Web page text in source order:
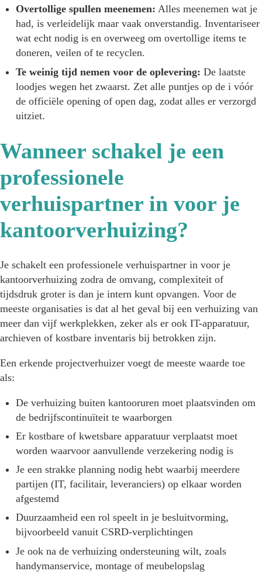
Overtollige spullen meenemen: Alles meenemen wat je
had, is verleidelijk maar vaak onverstandig. Inventariseer
wat echt nodig is en overweeg om overtollige items te
doneren, veilen of te recyclen.
Te weinig tijd nemen voor de oplevering: De laatste
loodjes wegen het zwaarst. Zet alle puntjes op de i vóór
de officiële opening of open dag, zodat alles er verzorgd
uitziet.
Wanneer schakel je een
professionele
verhuispartner in voor je
kantoorverhuizing?
Je schakelt een professionele verhuispartner in voor je
kantoorverhuizing zodra de omvang, complexiteit of
tijdsdruk groter is dan je intern kunt opvangen. Voor de
meeste organisaties is dat al het geval bij een verhuizing van
meer dan vijf werkplekken, zeker als er ook IT-apparatuur,
archieven of kostbare inventaris bij betrokken zijn.
Een erkende projectverhuizer voegt de meeste waarde toe
als:
De verhuizing buiten kantooruren moet plaatsvinden om
de bedrijfscontinuïteit te waarborgen
Er kostbare of kwetsbare apparatuur verplaatst moet
worden waarvoor aanvullende verzekering nodig is
Je een strakke planning nodig hebt waarbij meerdere
partijen (IT, facilitair, leveranciers) op elkaar worden
afgestemd
Duurzaamheid een rol speelt in je besluitvorming,
bijvoorbeeld vanuit CSRD-verplichtingen
Je ook na de verhuizing ondersteuning wilt, zoals
handymanservice, montage of meubelopslag